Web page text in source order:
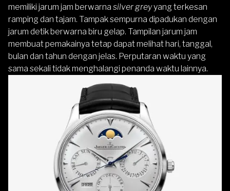
memiliki jarum jam berwarna silver greyyang terkesan
ramping dan tajam. Tampak sempurna dipadukan dengan
jarum detik berwarna biru gelap. Tampilan jarum jam
membuat pemakainya tetap dapat melihat hari, tanggal,
bulan dan tahun dengan jelas. Perputaran waktu yang
sama sekali tidak menghalangi penanda waktu lainnya.